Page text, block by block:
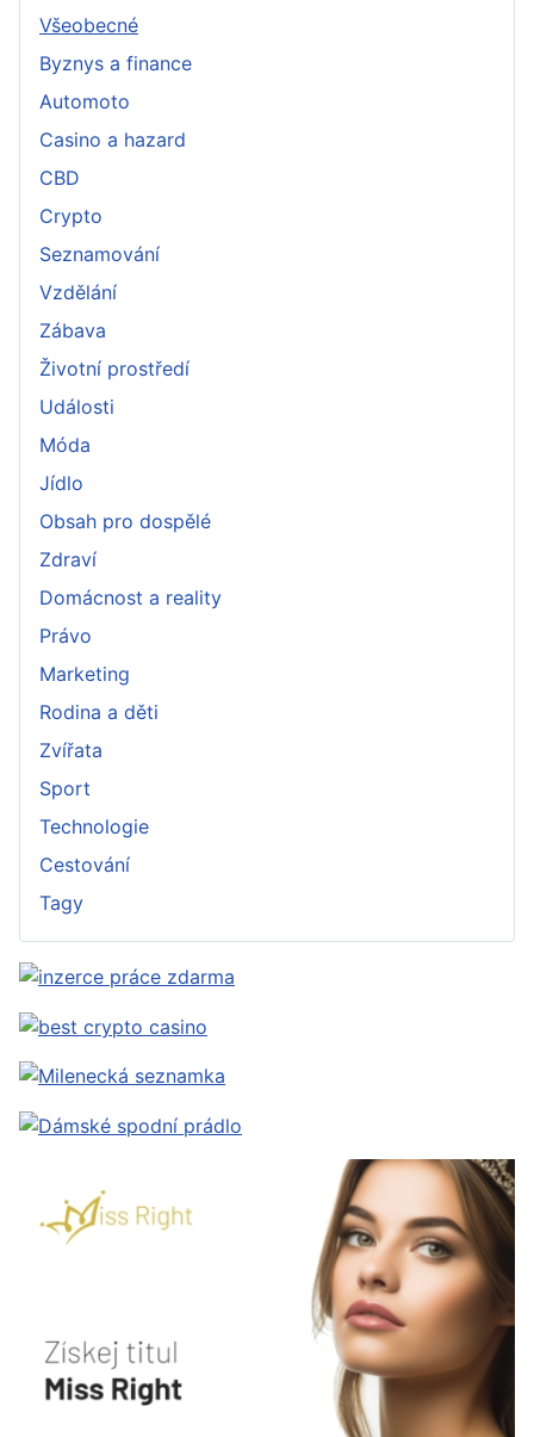
Všeobecné
Byznys a finance
Automoto
Casino a hazard
CBD
Crypto
Seznamování
Vzdělání
Zábava
Životní prostředí
Události
Móda
Jídlo
Obsah pro dospělé
Zdraví
Domácnost a reality
Právo
Marketing
Rodina a děti
Zvířata
Sport
Technologie
Cestování
Tagy